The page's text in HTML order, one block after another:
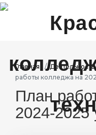
ДИСТАНЦИОННОЕ
ПРОЕКТЫ
Главная Деятельность
работы колледжа на
План
2024-2025